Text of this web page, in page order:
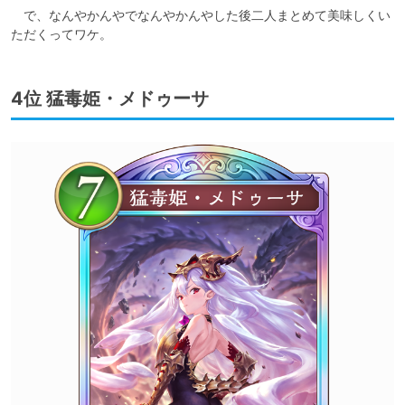
で、なんやかんやでなんやかんやした後二人まとめて美味しくい
ただくってワケ。
4位 猛毒姫・メドゥーサ